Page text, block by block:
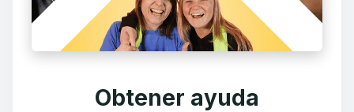
Obtener ayuda